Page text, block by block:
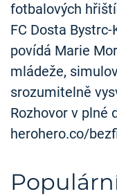
fotbalových
FC Dosta
povídá Marie
mládeže,
srozumitelně
Rozhovor v plné
herohero.co/